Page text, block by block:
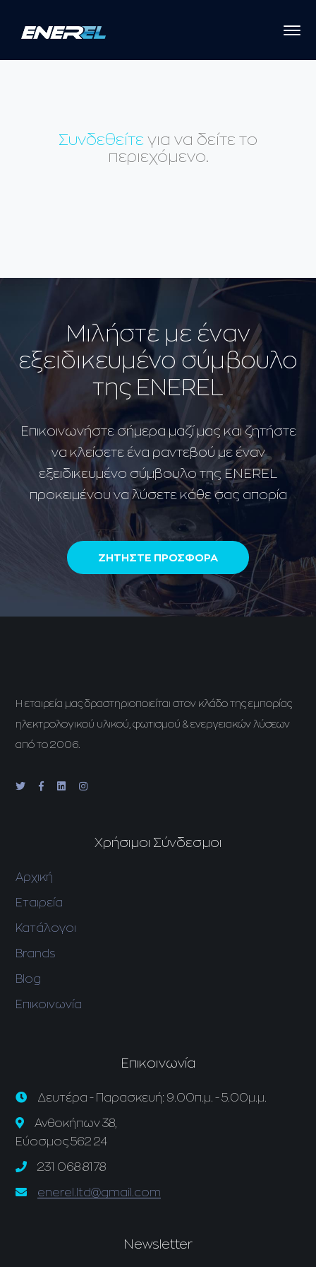
Συνδεθείτε για να δείτε το
περιεχόμενο.
Μιλήστε με έναν
εξειδικευμένο σύμβουλο
της ENEREL
Επικοινωνήστε σήμερα μαζί μας και ζητήστε
να κλείσετε ένα ραντεβού με έναν
εξειδικευμένο σύμβουλο της ENEREL
προκειμένου να λύσετε κάθε σας απορία
ΖΗΤΗΣΤΕ ΠΡΟΣΦΟΡΑ
H εταιρεία μας δραστηριοποιείται στον κλάδο της εμπορίας
ηλεκτρολογικού υλικού, φωτισμού & ενεργειακών λύσεων
από το 2006.
Χρήσιμοι Σύνδεσμοι
Αρχική
Εταιρεία
Κατάλογοι
Brands
Blog
Επικοινωνία
Επικοινωνία
Δευτέρα - Παρασκευή: 9.00π.μ. - 5.00μ.μ.
Ανθοκήπων 38,
Εύοσμος 562 24
231 068 8178
enerel.ltd@gmail.com
Newsletter